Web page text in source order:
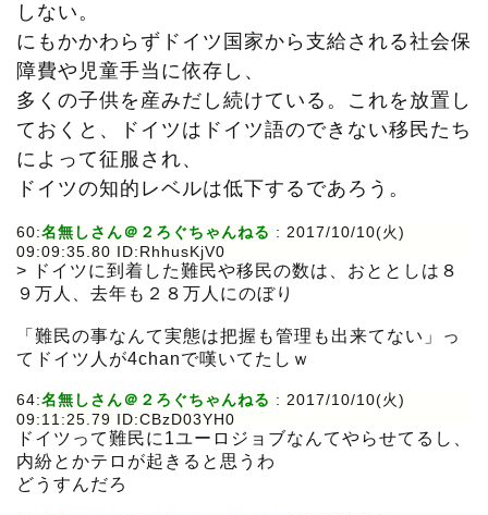
しない。
にもかかわらずドイツ国家から支給される社会保
障費や児童手当に依存し、
多くの子供を産みだし続けている。これを放置し
ておくと、ドイツはドイツ語のできない移民たち
によって征服され、
ドイツの知的レベルは低下するであろう。
60:名無しさん＠２ろぐちゃんねる : 2017/10/10(火)
09:09:35.80 ID:RhhusKjV0
> ドイツに到着した難民や移民の数は、おととしは８
９万人、去年も２８万人にのぼり
「難民の事なんて実態は把握も管理も出来てない」っ
てドイツ人が4chanで嘆いてたしｗ
64:名無しさん＠２ろぐちゃんねる : 2017/10/10(火)
09:11:25.79 ID:CBzD03YH0
ドイツって難民に1ユーロジョブなんてやらせてるし、
内紛とかテロが起きると思うわ
どうすんだろ